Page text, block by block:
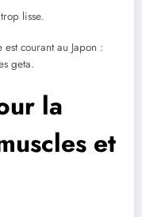
lisse.
courant au Japon :
geta.
la
et